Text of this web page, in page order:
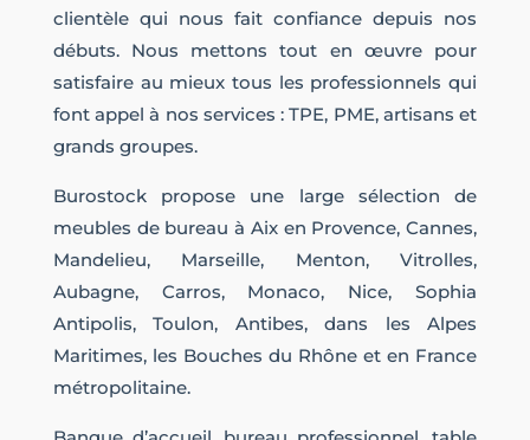
clientèle qui nous fait confiance depuis nos
débuts. Nous mettons tout en œuvre pour
satisfaire au mieux tous les professionnels qui
font appel à nos services : TPE, PME, artisans et
grands groupes.
Burostock propose une large sélection de
meubles de bureau à Aix en Provence, Cannes,
Mandelieu, Marseille, Menton, Vitrolles,
Aubagne, Carros, Monaco, Nice, Sophia
Antipolis, Toulon, Antibes, dans les Alpes
Maritimes, les Bouches du Rhône et en France
métropolitaine.